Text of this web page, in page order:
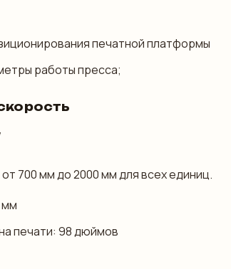
печатной платформы
работы пресса;
700 мм до 2000 мм для всех единиц.
мм
печати: 98 дюймов